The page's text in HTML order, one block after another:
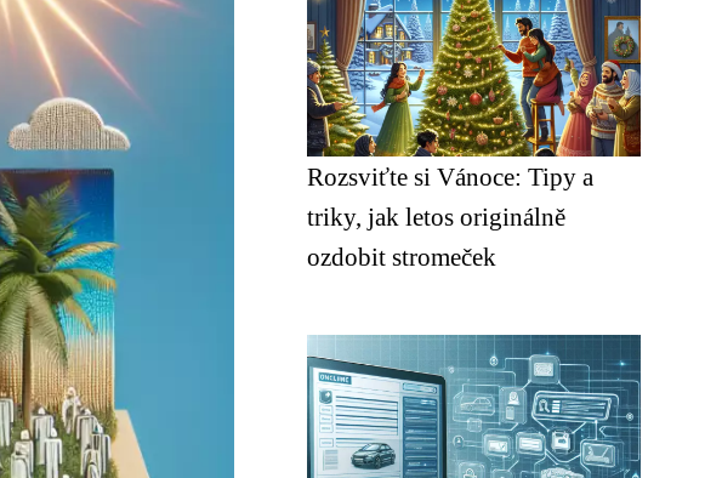
Rozsviťte si Vánoce: Tipy a
triky, jak letos originálně
ozdobit stromeček